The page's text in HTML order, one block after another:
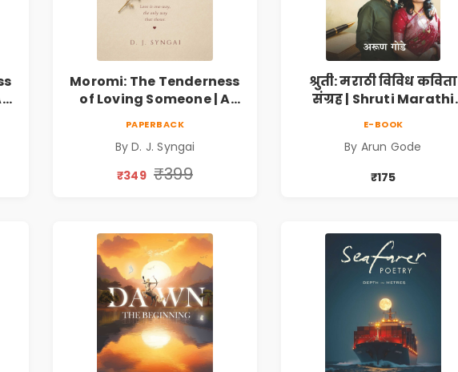
Moromi: The Tenderness
of Loving Someone | A
Love, Healing, Self-
Discovery & Emotional
PAPERBACK
By D. J. Syngai
₹349 ₹399
श्रुती: मराठी विविध कविता
संग्रह | Shruti Marathi
देशभक्ती, प्रेम, शृंगार व
प्रेरणादायी मराठी कविता |
Marathi Poetry Book
E-BOOK
By Arun Gode
₹175